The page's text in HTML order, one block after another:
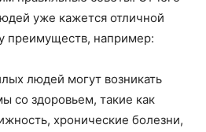
уже кажется отличной
преимуществ, например:
людей могут возникать
со здоровьем, такие как
хронические болезни,